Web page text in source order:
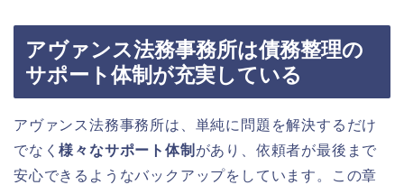
アヴァンス法務事務所は債務整理の
サポート体制が充実している
アヴァンス法務事務所は、単純に問題を解決するだけ
でなく様々なサポート体制 があり、依頼者が最後まで
安心できるようなバックアップをしています。この章